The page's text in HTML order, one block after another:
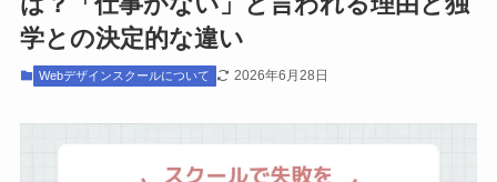
学との決定的な違い
Webデザインスクールについて 2026年6月28日